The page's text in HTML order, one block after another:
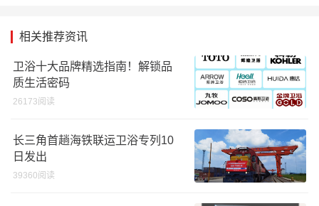
相关推荐资讯
卫浴十大品牌精选指南！解锁品
质生活密码
26173阅读
长三角首趟海铁联运卫浴专列10
日发出
39360阅读